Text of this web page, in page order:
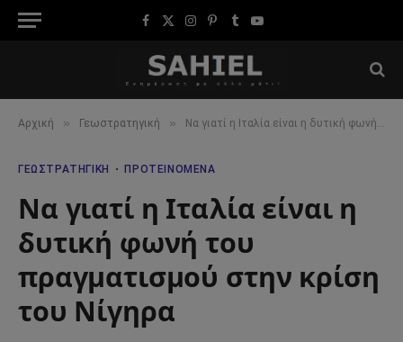
Facebook
X
Instagram
Pinterest
TumblrYouTube
Αρχική » Γεωστρατηγική » Να γιατί η Ιταλία είναι η δυτική φωνή του πραγματισμού στην κρίση του Νίγηρα
ΓΕΩΣΤΡΑΤΗΓΙΚΉ ΠΡΟΤΕΙΝΌΜΕΝΑ
Να γιατί η Ιταλία είναι η
δυτική φωνή του
πραγματισμού στην κρίση
του Νίγηρα